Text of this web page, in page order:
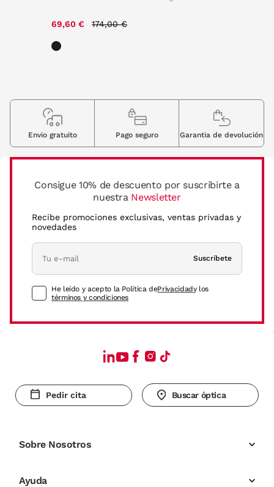
69,60 € 174,00 €
Consigue 10% de descuento por suscribirte a
nuestra Newsletter
Recibe promociones exclusivas, ventas privadas y
novedades
Suscríbete
He leído y acepto la Política dePrivacidady los
términos y condiciones
Envio gratuito Pago seguro Garantia de devolución
Pedir cita Buscar óptica
Sobre Nosotros
Ayuda